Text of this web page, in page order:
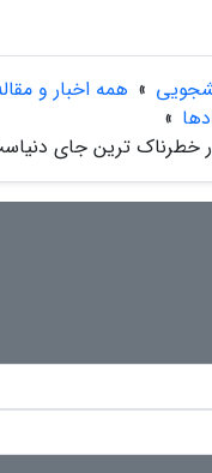
» همه اخبار و
»
خطرناک ترین جای